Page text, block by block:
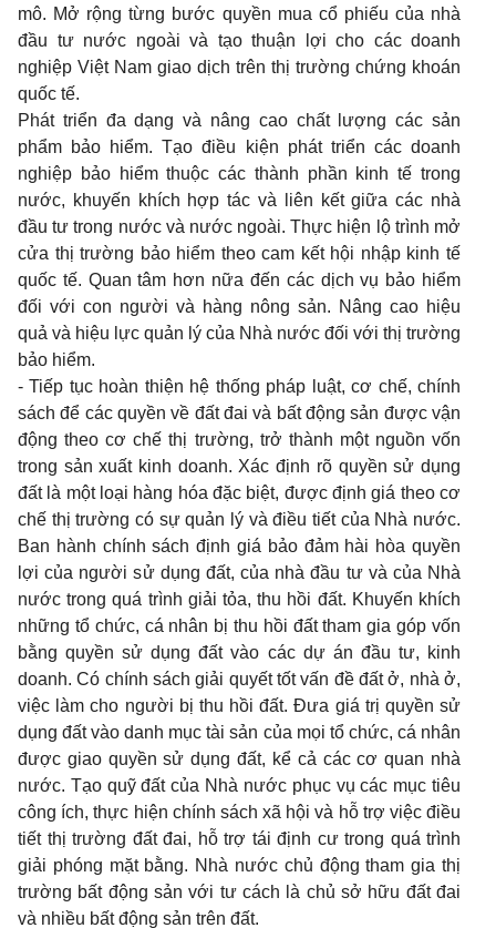
mô. Mở rộng từng bước quyền mua cổ phiếu của nhà
đầu tư nước ngoài và tạo thuận lợi cho các doanh
nghiệp Việt Nam giao dịch trên thị trường chứng khoán
quốc tế.
Phát triển đa dạng và nâng cao chất lượng các sản
phẩm bảo hiểm. Tạo điều kiện phát triển các doanh
nghiệp bảo hiểm thuộc các thành phần kinh tế trong
nước, khuyến khích hợp tác và liên kết giữa các nhà
đầu tư trong nước và nước ngoài. Thực hiện lộ trình mở
cửa thị trường bảo hiểm theo cam kết hội nhập kinh tế
quốc tế. Quan tâm hơn nữa đến các dịch vụ bảo hiểm
đối với con người và hàng nông sản. Nâng cao hiệu
quả và hiệu lực quản lý của Nhà nước đối với thị trường
bảo hiểm.
- Tiếp tục hoàn thiện hệ thống pháp luật, cơ chế, chính
sách để các quyền về đất đai và bất động sản được vận
động theo cơ chế thị trường, trở thành một nguồn vốn
trong sản xuất kinh doanh. Xác định rõ quyền sử dụng
đất là một loại hàng hóa đặc biệt, được định giá theo cơ
chế thị trường có sự quản lý và điều tiết của Nhà nước.
Ban hành chính sách định giá bảo đảm hài hòa quyền
lợi của người sử dụng đất, của nhà đầu tư và của Nhà
nước trong quá trình giải tỏa, thu hồi đất. Khuyến khích
những tổ chức, cá nhân bị thu hồi đất tham gia góp vốn
bằng quyền sử dụng đất vào các dự án đầu tư, kinh
doanh. Có chính sách giải quyết tốt vấn đề đất ở, nhà ở,
việc làm cho người bị thu hồi đất. Ðưa giá trị quyền sử
dụng đất vào danh mục tài sản của mọi tổ chức, cá nhân
được giao quyền sử dụng đất, kể cả các cơ quan nhà
nước. Tạo quỹ đất của Nhà nước phục vụ các mục tiêu
công ích, thực hiện chính sách xã hội và hỗ trợ việc điều
tiết thị trường đất đai, hỗ trợ tái định cư trong quá trình
giải phóng mặt bằng. Nhà nước chủ động tham gia thị
trường bất động sản với tư cách là chủ sở hữu đất đai
và nhiều bất động sản trên đất.